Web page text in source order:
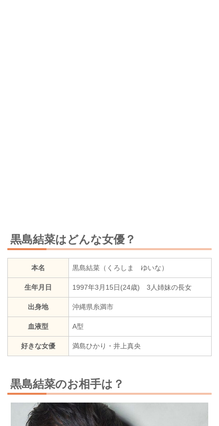
黒島結菜はどんな女優？
本名 黒島結菜（くろしま ゆいな）
生年月日 1997年3月15日(24歳) 3人姉妹の長女
出身地 沖縄県糸満市
血液型 A型
好きな女優 満島ひかり・井上真央
黒島結菜のお相手は？